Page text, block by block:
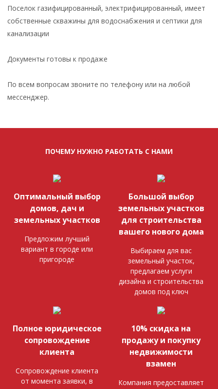
Поселок газифицированный, электрифицированный, имеет
собственные скважины для водоснабжения и септики для
канализации
Документы готовы к продаже
По всем вопросам звоните по телефону или на любой
мессенджер.
ПОЧЕМУ НУЖНО РАБОТАТЬ С НАМИ
Оптимальный выбор
домов, дач и
земельных участков
Предложим лучший
вариант в городе или
пригороде
Большой выбор
земельных участков
для строительства
вашего нового дома
Выбираем для вас
земельный участок,
предлагаем услуги
дизайна и строительства
домов под ключ
Полное юридическое
сопровождение
клиента
Сопровождение клиента
от момента заявки, в
10% скидка на
продажу и покупку
недвижимости
взамен
Компания предоставляет